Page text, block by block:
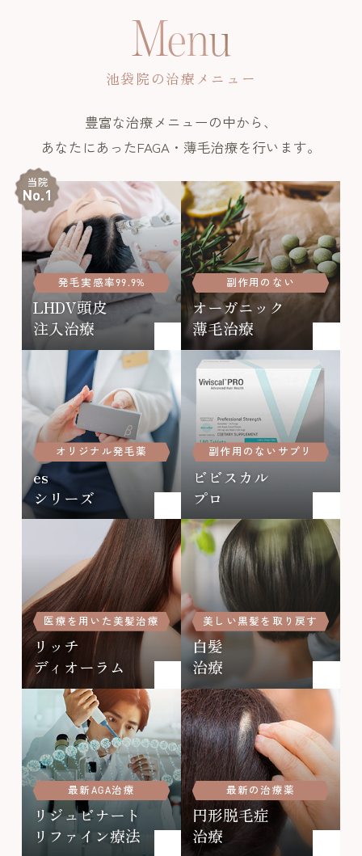
Menu
池袋院の治療メニュー
豊富な治療メニューの中から、
あなたにあったFAGA・薄毛治療を行います。
発毛実感率99.9%
LHDV頭皮
注入治療
副作用のない
オーガニック
薄毛治療
オリジナル発毛薬
es
シリーズ
副作用のないサプリ
ビビスカル
プロ
医療を用いた美髪治療
リッチ
ディオーラム
美しい黒髪を取り戻す
白髪
治療
最新AGA治療
リジュビナート
リファイン療法
最新の治療薬
円形脱毛症
治療